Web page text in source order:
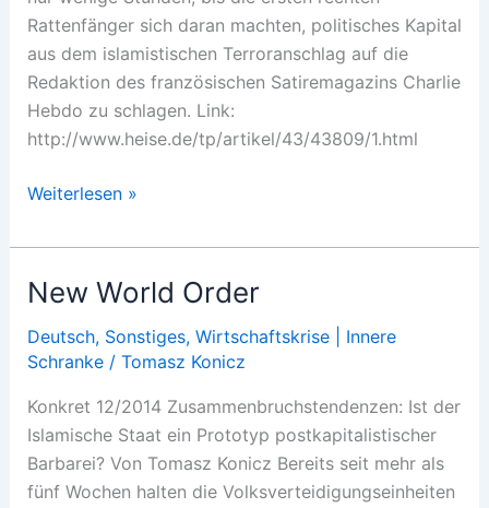
Rattenfänger sich daran machten, politisches Kapital
aus dem islamistischen Terroranschlag auf die
Redaktion des französischen Satiremagazins Charlie
Hebdo zu schlagen. Link:
http://www.heise.de/tp/artikel/43/43809/1.html
Politische
Weiterlesen »
New World Order
Deutsch, Sonstiges, Wirtschaftskrise | Innere
Schranke/ Tomasz Konicz
Konkret 12/2014 Zusammenbruchstendenzen: Ist der
Islamische Staat ein Prototyp postkapitalistischer
Barbarei? Von Tomasz Konicz Bereits seit mehr als
fünf Wochen halten die Volksverteidigungseinheiten